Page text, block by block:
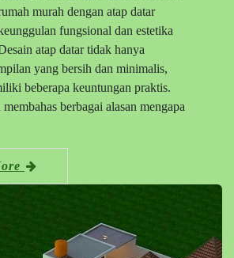
murah dengan atap datar
fungsional dan estetika
atap datar tidak hanya
yang bersih dan minimalis,
beberapa keuntungan praktis.
berbagai alasan mengapa